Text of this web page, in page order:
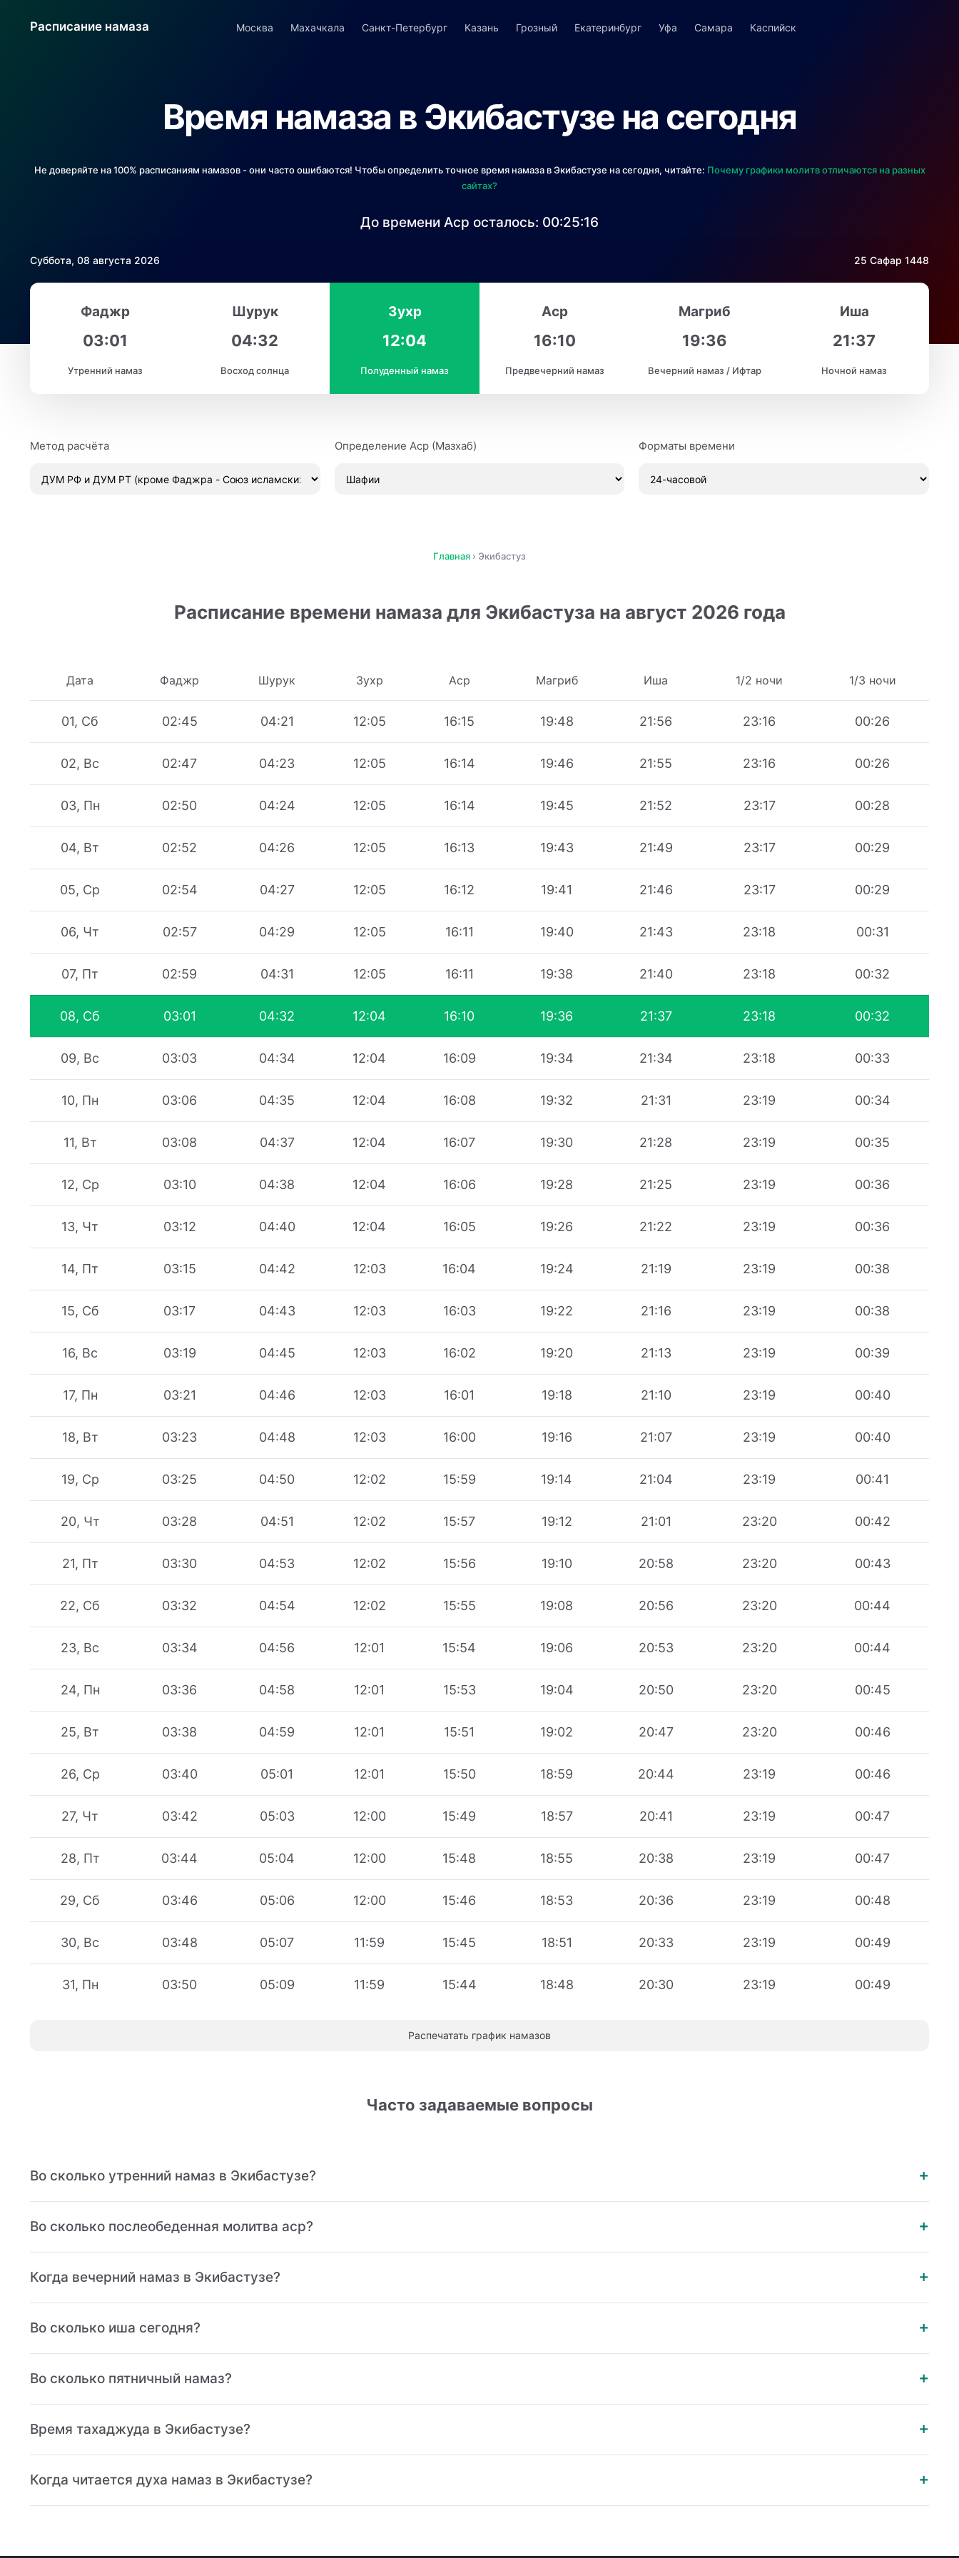
Расписание намаза Москва Махачкала Санкт-Петербург Казань Грозный Екатеринбург Уфа Самара Каспийск
Время намаза в Экибастузе на сегодня
Не доверяйте на 100% расписаниям намазов - они часто ошибаются! Чтобы определить точное время намаза в Экибастузе на сегодня, читайте: Почему графики молитв отличаются на разных
сайтах?
До времени Аср осталось: 00:25:16
Суббота, 08 августа 2026 25 Сафар 1448
Фаджр
03:01
Утренний намаз
Шурук
04:32
Восход солнца
Зухр
12:04
Полуденный намаз
Аср
16:10
Предвечерний намаз
Магриб
19:36
Вечерний намаз / Ифтар
Иша
21:37
Ночной намаз
Метод расчёта Определение Аср (Мазхаб) Форматы времени
Главная › Экибастуз
Расписание времени намаза для Экибастуза на август 2026 года
Дата Фаджр Шурук Зухр Аср Магриб Иша 1/2 ночи 1/3 ночи
01, Сб 02:45 04:21 12:05 16:15 19:48 21:56 23:16 00:26
02, Вс 02:47 04:23 12:05 16:14 19:46 21:55 23:16 00:26
03, Пн 02:50 04:24 12:05 16:14 19:45 21:52 23:17 00:28
04, Вт 02:52 04:26 12:05 16:13 19:43 21:49 23:17 00:29
05, Ср 02:54 04:27 12:05 16:12 19:41 21:46 23:17 00:29
06, Чт 02:57 04:29 12:05 16:11 19:40 21:43 23:18 00:31
07, Пт 02:59 04:31 12:05 16:11 19:38 21:40 23:18 00:32
08, Сб 03:01 04:32 12:04 16:10 19:36 21:37 23:18 00:32
09, Вс 03:03 04:34 12:04 16:09 19:34 21:34 23:18 00:33
10, Пн 03:06 04:35 12:04 16:08 19:32 21:31 23:19 00:34
11, Вт 03:08 04:37 12:04 16:07 19:30 21:28 23:19 00:35
12, Ср 03:10 04:38 12:04 16:06 19:28 21:25 23:19 00:36
13, Чт 03:12 04:40 12:04 16:05 19:26 21:22 23:19 00:36
14, Пт 03:15 04:42 12:03 16:04 19:24 21:19 23:19 00:38
15, Сб 03:17 04:43 12:03 16:03 19:22 21:16 23:19 00:38
16, Вс 03:19 04:45 12:03 16:02 19:20 21:13 23:19 00:39
17, Пн 03:21 04:46 12:03 16:01 19:18 21:10 23:19 00:40
18, Вт 03:23 04:48 12:03 16:00 19:16 21:07 23:19 00:40
19, Ср 03:25 04:50 12:02 15:59 19:14 21:04 23:19 00:41
20, Чт 03:28 04:51 12:02 15:57 19:12 21:01 23:20 00:42
21, Пт 03:30 04:53 12:02 15:56 19:10 20:58 23:20 00:43
22, Сб 03:32 04:54 12:02 15:55 19:08 20:56 23:20 00:44
23, Вс 03:34 04:56 12:01 15:54 19:06 20:53 23:20 00:44
24, Пн 03:36 04:58 12:01 15:53 19:04 20:50 23:20 00:45
25, Вт 03:38 04:59 12:01 15:51 19:02 20:47 23:20 00:46
26, Ср 03:40 05:01 12:01 15:50 18:59 20:44 23:19 00:46
27, Чт 03:42 05:03 12:00 15:49 18:57 20:41 23:19 00:47
28, Пт 03:44 05:04 12:00 15:48 18:55 20:38 23:19 00:47
29, Сб 03:46 05:06 12:00 15:46 18:53 20:36 23:19 00:48
30, Вс 03:48 05:07 11:59 15:45 18:51 20:33 23:19 00:49
31, Пн 03:50 05:09 11:59 15:44 18:48 20:30 23:19 00:49
Распечатать график намазов
Часто задаваемые вопросы
Во сколько утренний намаз в Экибастузе?
Во сколько послеобеденная молитва аср?
Когда вечерний намаз в Экибастузе?
Во сколько иша сегодня?
Во сколько пятничный намаз?
Время тахаджуда в Экибастузе?
Когда читается духа намаз в Экибастузе?